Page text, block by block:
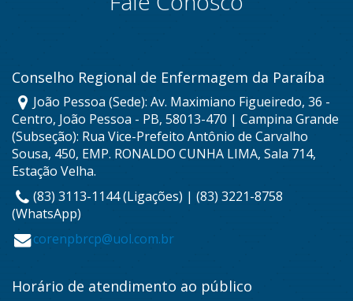
Conselho Regional de Enfermagem da Paraíba
João Pessoa (Sede): Av. Maximiano Figueiredo, 36 -
Centro, João Pessoa - PB, 58013-470 | Campina Grande
(Subseção): Rua Vice-Prefeito Antônio de Carvalho
Sousa, 450, EMP. RONALDO CUNHA LIMA, Sala 714,
Estação Velha.
(83) 3113-1144 (Ligações) | (83) 3221-8758
(WhatsApp)
corenpbrcp@uol.com.br
Horário de atendimento ao público